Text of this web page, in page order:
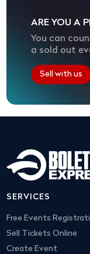
ARE YOU A
You can
a sold out
Sell with us
SERVICES
Free Events
Sell Tickets Online
Create Event